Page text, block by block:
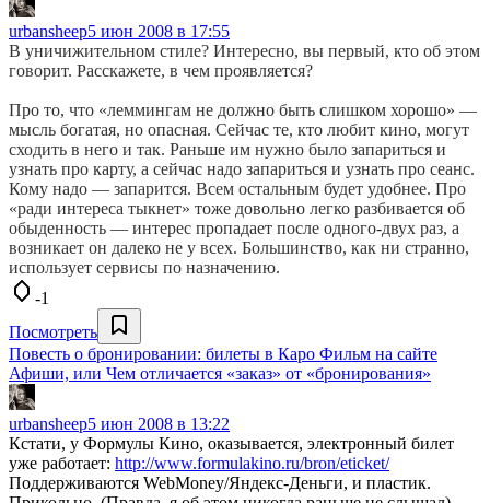
urbansheep5 июн 2008 в 17:55
В уничижительном стиле? Интересно, вы первый, кто об этом
говорит. Расскажете, в чем проявляется?
Про то, что «леммингам не должно быть слишком хорошо» —
мысль богатая, но опасная. Сейчас те, кто любит кино, могут
сходить в него и так. Раньше им нужно было запариться и
узнать про карту, а сейчас надо запариться и узнать про сеанс.
Кому надо — запарится. Всем остальным будет удобнее. Про
«ради интереса тыкнет» тоже довольно легко разбивается об
обыденность — интерес пропадает после одного-двух раз, а
возникает он далеко не у всех. Большинство, как ни странно,
использует сервисы по назначению.
-1
Посмотреть
Повесть о бронировании: билеты в Каро Фильм на сайте
Афиши, или Чем отличается «заказ» от «бронирования»
urbansheep5 июн 2008 в 13:22
Кстати, у Формулы Кино, оказывается, электронный билет
уже работает: http://www.formulakino.ru/bron/eticket/
Поддерживаются WebMoney/Яндекс-Деньги, и пластик.